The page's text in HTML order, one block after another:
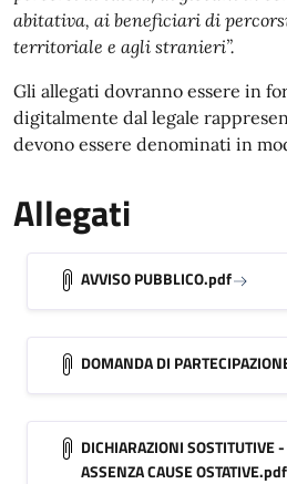
abitativa, ai beneficiari di
territoriale e agli stranieri”.
Gli allegati dovranno essere in
digitalmente dal legale
devono essere denominati in
Allegati
AVVISO PUBBLICO.pdf
DOMANDA DI
DICHIARAZIONI SOSTITUTIVE
ASSENZA CAUSE OSTATIVE.pdf